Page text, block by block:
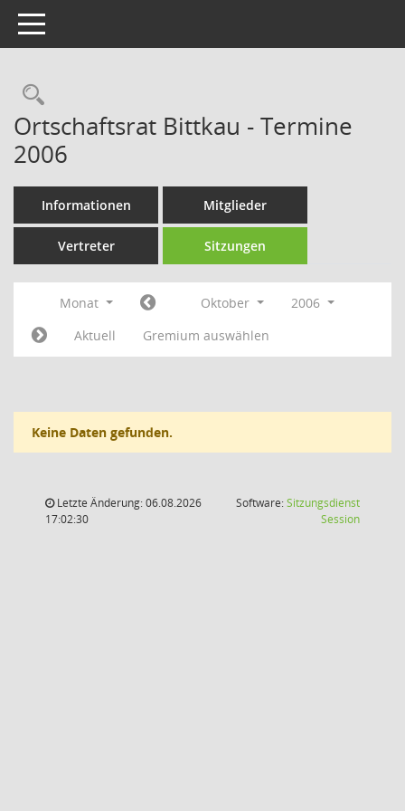
Toggle navigation
Rechercheauswahl
Ortschaftsrat Bittkau - Termine
2006
Informationen Mitglieder
Vertreter Sitzungen
Monat Oktober
2006
Aktuell
Gremium auswählen
Keine Daten gefunden.
Letzte Änderung: 06.08.2026
17:02:30
Software:Sitzungsdienst
Session(Wird in